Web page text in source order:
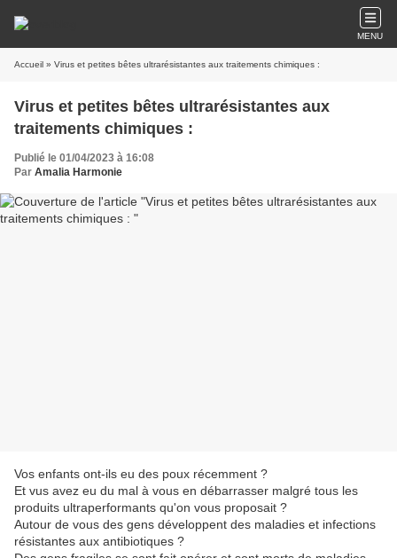
MENU
Accueil » Virus et petites bêtes ultrarésistantes aux traitements chimiques :
Virus et petites bêtes ultrarésistantes aux
traitements chimiques :
Publié le 01/04/2023 à 16:08
Par Amalia Harmonie
Vos enfants ont-ils eu des poux récemment ?
Et vus avez eu du mal à vous en débarrasser malgré tous les
produits ultraperformants qu'on vous proposait ?
Autour de vous des gens développent des maladies et infections
résistantes aux antibiotiques ?